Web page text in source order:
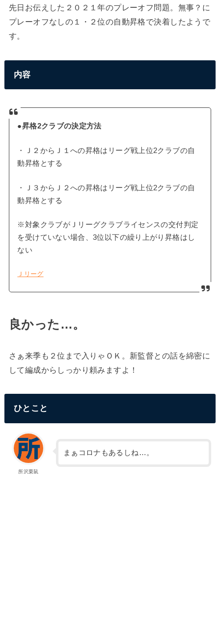
先日お伝えした２０２１年のプレーオフ問題。無事？に
プレーオフなしの１・２位の自動昇格で決着したようで
す。
内容
●昇格2クラブの決定方法
・Ｊ２からＪ１への昇格はリーグ戦上位2クラブの自
動昇格とする
・Ｊ３からＪ２への昇格はリーグ戦上位2クラブの自
動昇格とする
※対象クラブがＪリーグクラブライセンスの交付判定
を受けていない場合、3位以下の繰り上がり昇格はし
ない
Ｊリーグ
良かった…。
さぁ来季も２位まで入りゃＯＫ。新監督との話を綿密に
して編成からしっかり頼みますよ！
ひとこと
所沢栗鼠
まぁコロナもあるしね…。